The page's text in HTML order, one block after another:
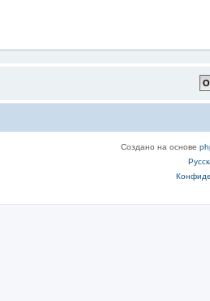
Создано на основе